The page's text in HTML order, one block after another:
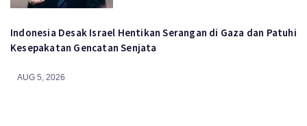
Indonesia Desak Israel Hentikan Serangan di Gaza dan Patuhi
Kesepakatan Gencatan Senjata
AUG 5, 2026